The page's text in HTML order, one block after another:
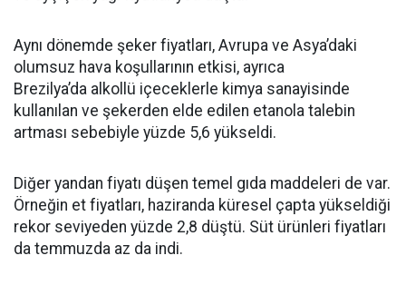
Aynı dönemde şeker fiyatları, Avrupa ve Asya’daki
olumsuz hava koşullarının etkisi, ayrıca
Brezilya’da alkollü içeceklerle kimya sanayisinde
kullanılan ve şekerden elde edilen etanola talebin
artması sebebiyle yüzde 5,6 yükseldi.
Diğer yandan fiyatı düşen temel gıda maddeleri de var.
Örneğin et fiyatları, haziranda küresel çapta yükseldiği
rekor seviyeden yüzde 2,8 düştü. Süt ürünleri fiyatları
da temmuzda az da indi.